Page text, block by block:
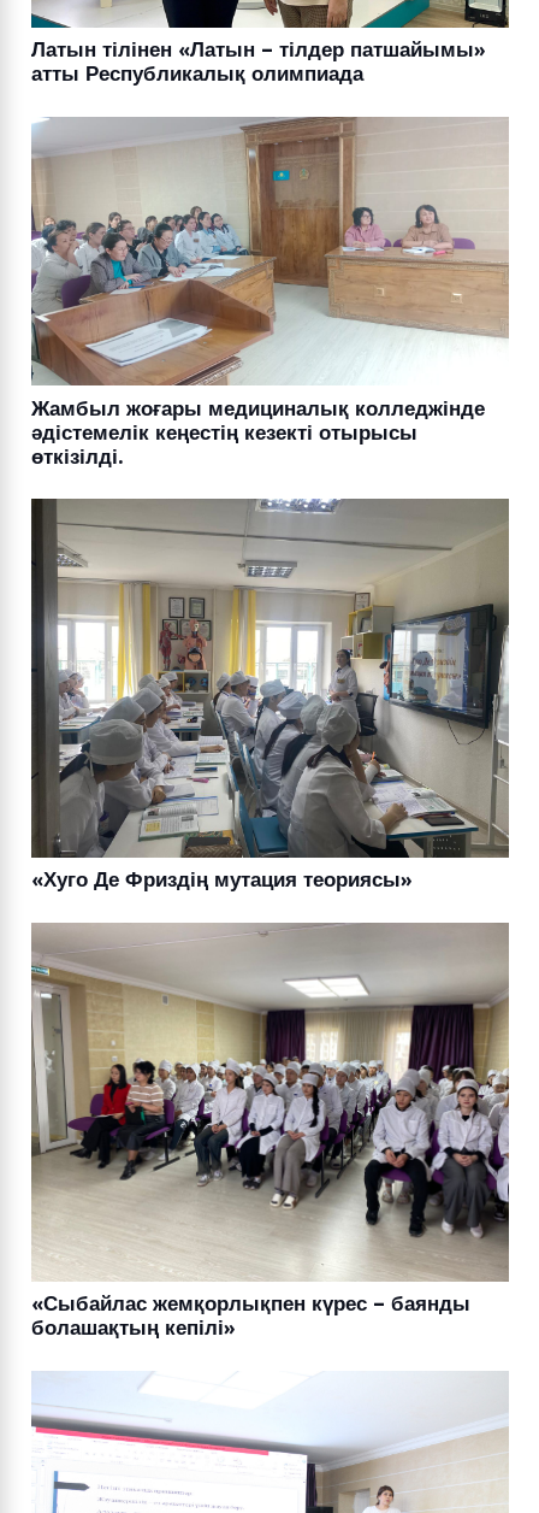
Латын тілінен «Латын – тілдер патшайымы»
атты Республикалық олимпиада
Жамбыл жоғары медициналық колледжінде
әдістемелік кеңестің кезекті отырысы
өткізілді.
«Хуго Де Фриздің мутация теориясы»
«Сыбайлас жемқорлықпен күрес – баянды
болашақтың кепілі»